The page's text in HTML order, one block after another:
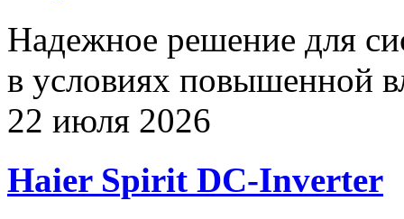
Надежное решение для
в условиях повышенной
22 июля 2026
Haier Spirit DC-Inverter